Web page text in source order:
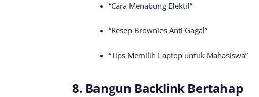
“Cara Menabung Efektif”
“Resep Brownies Anti Gagal”
“Tips Memilih Laptop untuk Mahasiswa”
8. Bangun Backlink Bertahap